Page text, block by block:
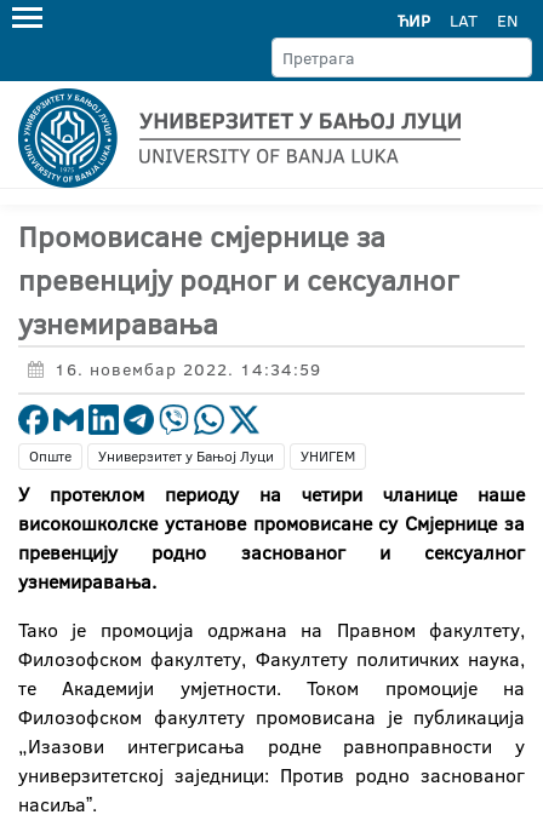
ЋИР LAT EN
Промовисане смјернице за
превенцију родног и сексуалног
узнемиравања
16. новембар 2022. 14:34:59
Опште Универзитет у Бањој Луци УНИГЕМ
У протеклом периоду на четири чланице наше
високошколске установе промовисане су Смјернице за
превенцију родно заснованог и сексуалног
узнемиравања.
Тако је промоција одржана на Правном факултету,
Филозофском факултету, Факултету политичких наука,
те Академији умјетности. Током промоције на
Филозофском факултету промовисана је публикација
„Изазови интегрисања родне равноправности у
универзитетској заједници: Против родно заснованог
насиљаˮ.